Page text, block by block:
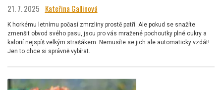
21. 7. 2025 Kateřina Gallinová
K horkému letnímu počasí zmrzliny prostě patří. Ale pokud se snažíte
zmenšit obvod svého pasu, jsou pro vás mražené pochoutky plné cukry a
kalorií nejspíš velkým strašákem. Nemusíte se jich ale automaticky vzdát!
Jen to chce si správně vybírat.